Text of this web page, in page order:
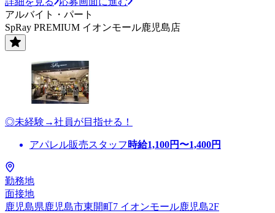
アルバイト・パート
SpRay PREMIUM イオンモール鹿児島店
◎未経験→社員が目指せる！
アパレル販売スタッフ 時給1,100円〜1,400円
勤務地
面接地
鹿児島県鹿児島市東開町7 イオンモール鹿児島2F